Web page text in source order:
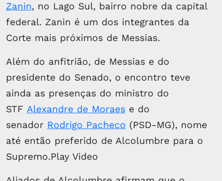
Zanin, no Lago Sul, bairro nobre da capital
federal. Zanin é um dos integrantes da
Corte mais próximos de Messias.
Além do anfitrião, de Messias e do
presidente do Senado, o encontro teve
ainda as presenças do ministro do
STF Alexandre de Moraes e do
senador Rodrigo Pacheco (PSD-MG), nome
até então preferido de Alcolumbre para o
Supremo.Play Video